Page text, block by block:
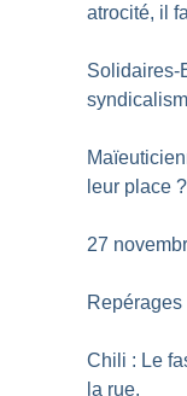
atrocité, il
Solidaires-
leur place ?
27
Chili : Le
la rue.